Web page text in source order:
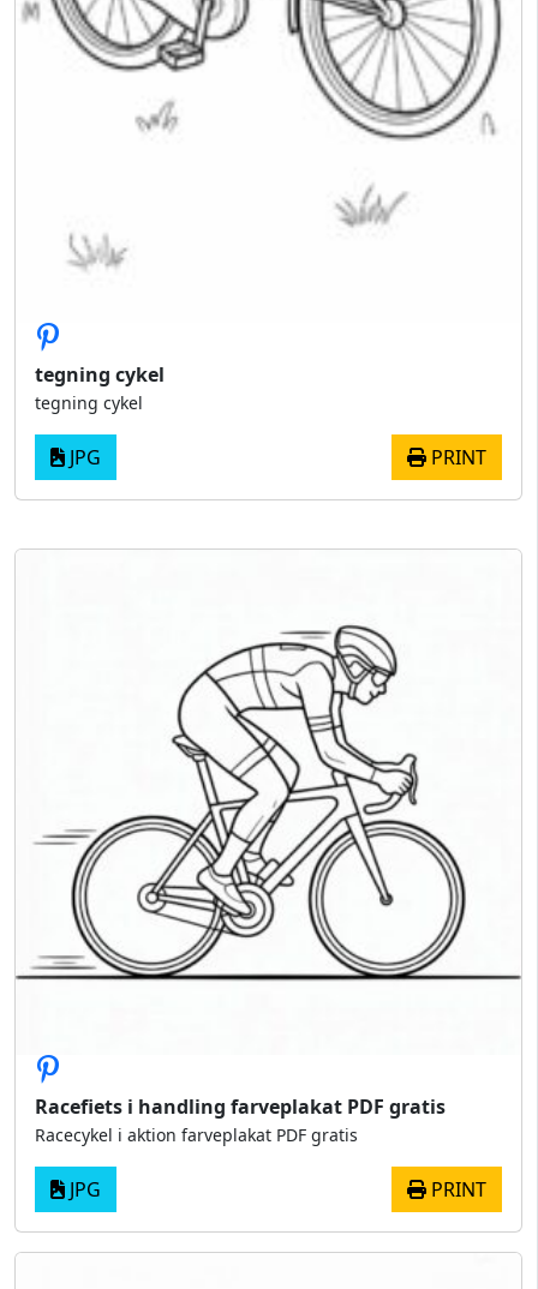
tegning cykel
tegning cykel
JPG PRINT
Racefiets i handling farveplakat PDF gratis
Racecykel i aktion farveplakat PDF gratis
JPG PRINT